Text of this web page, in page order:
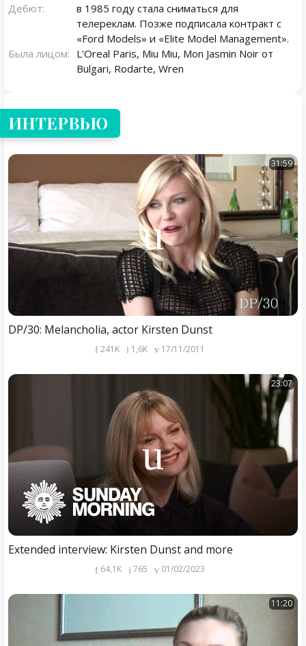
Дебют:
в 1985 году стала сниматься для
телереклам. Позже подписала контракт с
«Ford Models» и «Elite Model Management».
Была лицом: L'Oreal Paris, Miu Miu, Mon Jasmin Noir от
Bulgari, Rodarte, Wren
ИНТЕРВЬЮ
31:59
DP/30: Melancholia, actor Kirsten Dunst
241K 1,6K 17/11/2011
23:07
Extended interview: Kirsten Dunst and more
64,1K 765 01/02/2023
11:20